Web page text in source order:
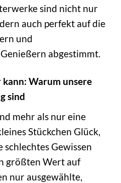
sind nicht nur
auch perfekt auf die
und
abgestimmt.
kann: Warum unsere
sind
mehr als nur eine
Stückchen Glück,
schlechtes Gewissen
größten Wert auf
nur ausgewählte,